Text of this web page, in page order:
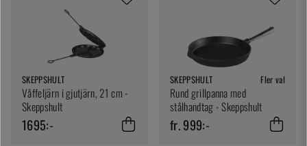
SKEPPSHULT
Våffeljärn i gjutjärn, 21 cm -
Skeppshult
1695:-
SKEPPSHULT Fler val
Rund grillpanna med
stålhandtag - Skeppshult
fr. 999:-